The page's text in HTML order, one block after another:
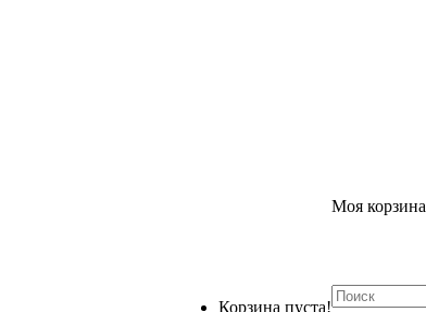
Моя корзина
Корзина пуста!